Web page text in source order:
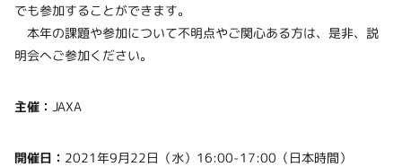
でも参加することができます。
本年の課題や参加について不明点やご関心ある方は、是非、説
明会へご参加ください。
主催： JAXA
開催日： 2021年9月22日（水）16:00-17:00（日本時間）